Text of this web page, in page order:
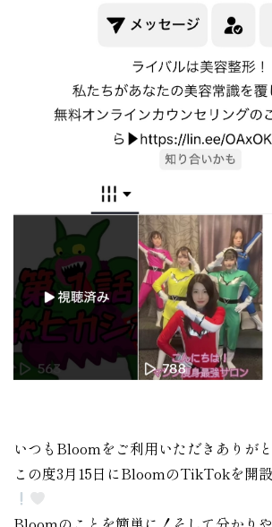
いつもBloomをご利用いただきありが
この度3月15日にBloomのTikTokを開